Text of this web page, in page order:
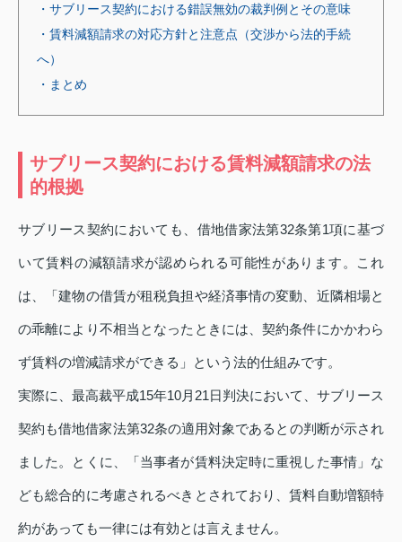
・サブリース契約における錯誤無効の裁判例とその意味
・賃料減額請求の対応方針と注意点（交渉から法的手続
へ）
・まとめ
サブリース契約における賃料減額請求の法
的根拠
サブリース契約においても、借地借家法第32条第1項に基づ
いて賃料の減額請求が認められる可能性があります。これ
は、「建物の借賃が租税負担や経済事情の変動、近隣相場と
の乖離により不相当となったときには、契約条件にかかわら
ず賃料の増減請求ができる」という法的仕組みです。
実際に、最高裁平成15年10月21日判決において、サブリース
契約も借地借家法第32条の適用対象であるとの判断が示され
ました。とくに、「当事者が賃料決定時に重視した事情」な
ども総合的に考慮されるべきとされており、賃料自動増額特
約があっても一律には有効とは言えません。